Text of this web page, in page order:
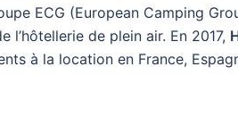
ECG (European Camping
l’hôtellerie de plein air. En 2017,
à la location en France,